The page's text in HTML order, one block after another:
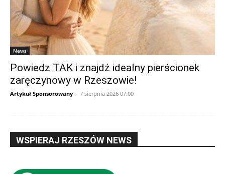
News
Powiedz TAK i znajdź idealny pierścionek
zaręczynowy w Rzeszowie!
Artykuł Sponsorowany - 7 sierpnia 2026 07:00
WSPIERAJ RZESZÓW NEWS